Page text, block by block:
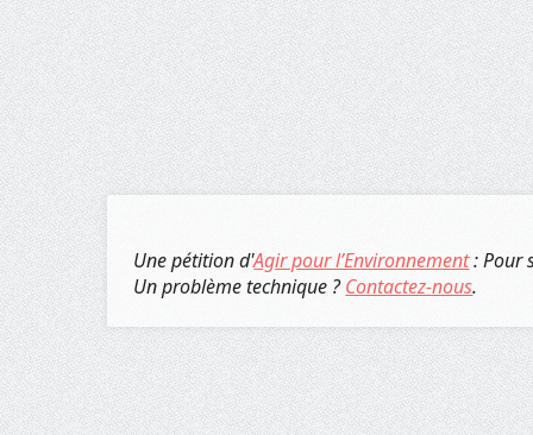
Une pétition d'Agir pour l’Environnement: Pour
Un problème technique ?Contactez-nous.